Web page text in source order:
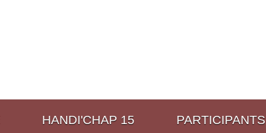
HANDI'CHAP 15 PARTICIPANTS